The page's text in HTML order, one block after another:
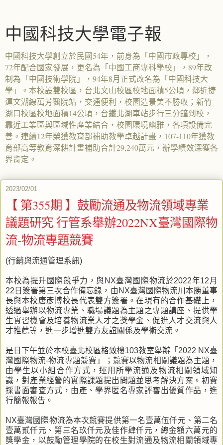
中國科技大學電子報
中國科技大學創立於民國54年，前身為「中國市政專校」，
72年配合國家發展，更名為「中國工商專科學校」，89年改
制為「中國技術學院」，94年8月正式改名為「中國科技大
學」。本校設雙校區，台北文山校區校地面積5公頃，鄰近捷
運文湖線萬芳醫院站，交通便利，校園造景美不勝收；新竹
湖口校區校地面積14公頃，台鐵北湖車站步行三分鐘到校，
靠近工業區與區域性產業結合，校園環境幽雅，各項設備完
善。連續12年榮獲教育部補助教學卓越計畫，107-110年獲教
育部高等教育深耕計畫補助合計29,240萬元，辦學績效深獲各
界肯定。
2023/02/01
【 第355期 】鼓勵流通及物流領域專業
議題研究 行管系舉辦2022NX臺灣國際物
流-物流專題競賽
(行銷與流通管理系訊)
本校為提升國際競爭力，與NX臺灣國際物流於2022年12月
22日簽署第三次合作備忘錄，由NX臺灣國際物流川本勝董事
長與本校唐彥博校長代表雙方簽署。在現有的合作基礎上，
透過舉辦以物流專業、職場議題為主題之專題講座、提供學
生實習機會及培養物流業人才之獎學金、促進人才交流與人
才推薦等，進一步增進雙方友誼關係及學術交流。
是日下午並於本校臺北校區格致樓103教室舉辦「2022 NX臺
灣國際物流-物流專題競賽」；競賽以物流相關議題為主題，
由學生以小組合作方式，運用所學流通及物流相關領域知
識，對產業經營的實際課題提出問題並思考解決方案。初賽
採書面審查方式，由產、學界匿名專家評審出優質作品，進
行簡報報告。
NX臺灣國際物流為本次競賽提供第一名壹萬伍仟元、第二名
壹萬貳仟元、第三名玖仟元及佳作肆仟元，總金額六萬元的
獎學金，以鼓勵管理學院的在校生對流通及物流相關領域專